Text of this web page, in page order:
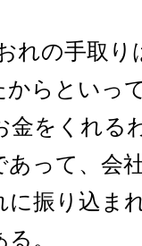
れの手取り
らといっ
金をくれる
って、会
振り込ま
。